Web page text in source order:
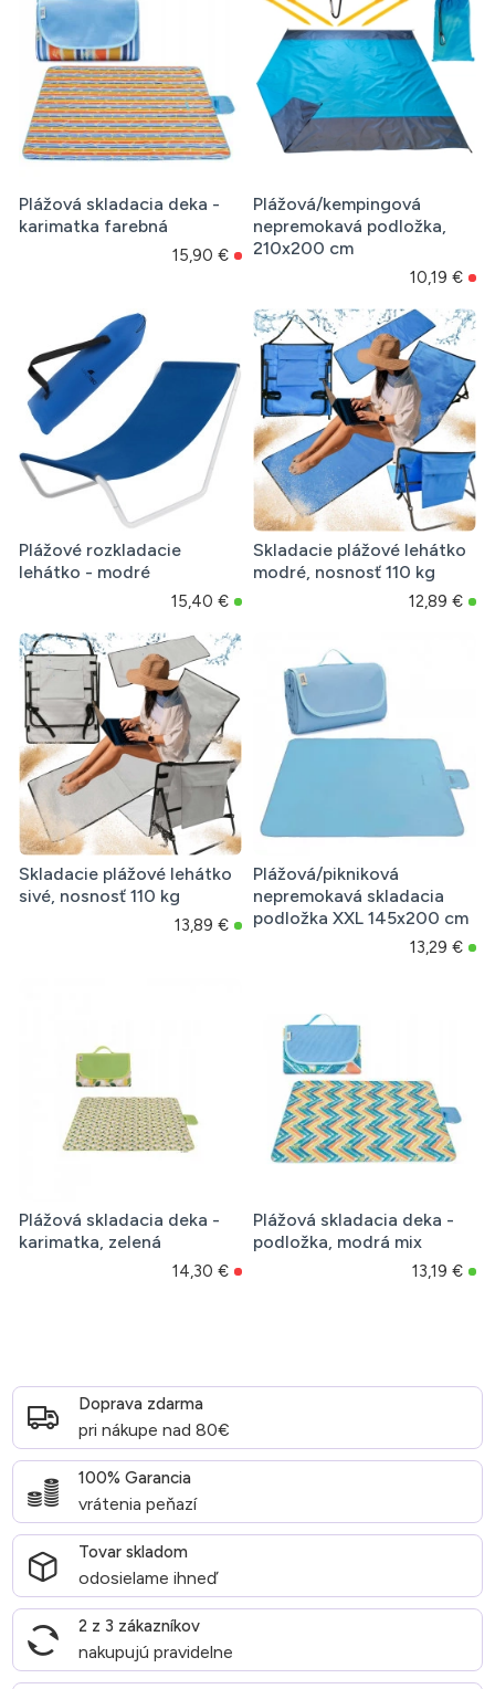
Plážová skladacia deka -
karimatka farebná
15,90 €
Plážová/kempingová
nepremokavá podložka,
210x200 cm
10,19 €
Plážové rozkladacie
lehátko - modré
15,40 €
Skladacie plážové lehátko
modré, nosnosť 110 kg
12,89 €
Skladacie plážové lehátko
sivé, nosnosť 110 kg
13,89 €
Plážová/pikniková
nepremokavá skladacia
podložka XXL 145x200 cm
13,29 €
Plážová skladacia deka -
karimatka, zelená
14,30 €
Plážová skladacia deka -
podložka, modrá mix
13,19 €
Doprava zdarma
pri nákupe nad 80€
100% Garancia
vrátenia peňazí
Tovar skladom
odosielame ihneď
2 z 3 zákazníkov
nakupujú pravidelne